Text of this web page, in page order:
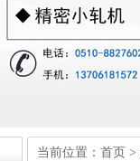
当前位置： 首页 >